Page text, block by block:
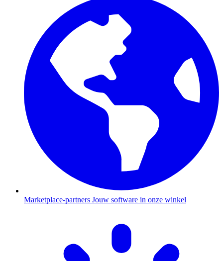
Marketplace-partners Jouw software in onze winkel